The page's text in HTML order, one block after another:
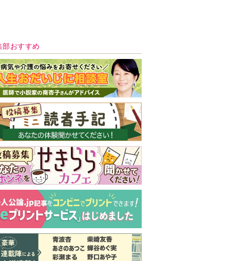
号 好評発売中！
実家の処分から終
の棲家までどうす
る？60代からの家
モンダイ
最新号
バックナンバー